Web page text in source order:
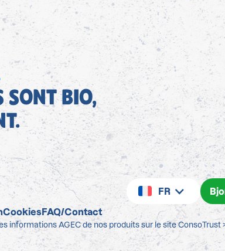
SONT BIO,
FR
CookiesFAQ/Contact
informations AGEC de nos produits sur le site ConsoTrust